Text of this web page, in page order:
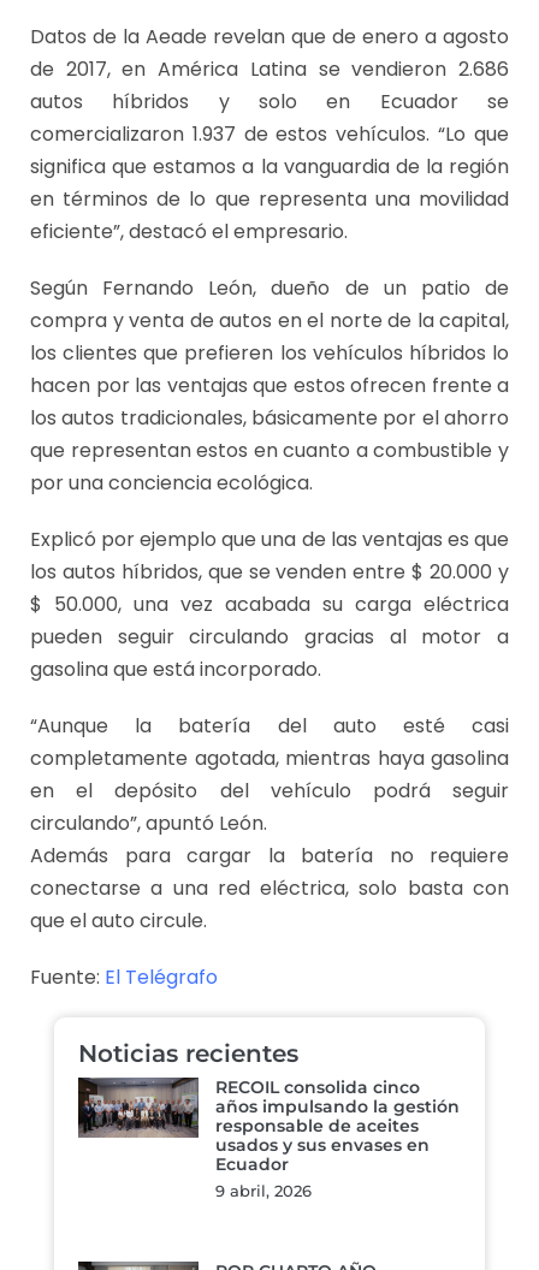
Datos de la Aeade revelan que de enero a agosto
de 2017, en América Latina se vendieron 2.686
autos híbridos y solo en Ecuador se
comercializaron 1.937 de estos vehículos. “Lo que
significa que estamos a la vanguardia de la región
en términos de lo que representa una movilidad
eficiente”, destacó el empresario.
Según Fernando León, dueño de un patio de
compra y venta de autos en el norte de la capital,
los clientes que prefieren los vehículos híbridos lo
hacen por las ventajas que estos ofrecen frente a
los autos tradicionales, básicamente por el ahorro
que representan estos en cuanto a combustible y
por una conciencia ecológica.
Explicó por ejemplo que una de las ventajas es que
los autos híbridos, que se venden entre $ 20.000 y
$ 50.000, una vez acabada su carga eléctrica
pueden seguir circulando gracias al motor a
gasolina que está incorporado.
“Aunque la batería del auto esté casi
completamente agotada, mientras haya gasolina
en el depósito del vehículo podrá seguir
circulando”, apuntó León.
Además para cargar la batería no requiere
conectarse a una red eléctrica, solo basta con
que el auto circule.
Fuente: El Telégrafo
Noticias recientes
RECOIL consolida cinco
años impulsando la gestión
responsable de aceites
usados y sus envases en
Ecuador
9 abril, 2026